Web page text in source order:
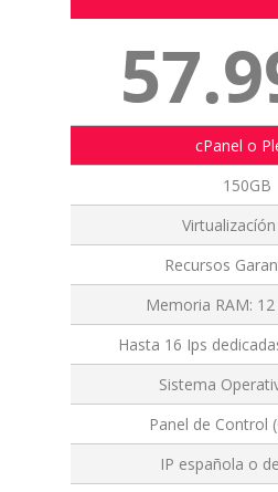
cPanel o
150GB
Recursos
Memoria RAM:
Hasta 16 Ips
Sistema
Panel de Control
IP española o